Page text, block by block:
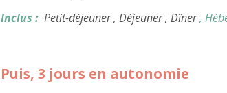
Inclus : Petit-déjeuner, Déjeuner, Dîner,
Puis, 3 jours en autonomie